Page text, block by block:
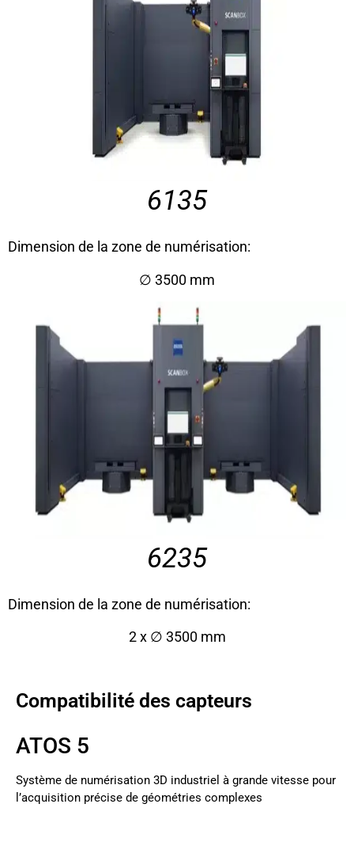
6135
Dimension de la zone de numérisation:
∅ 3500 mm
6235
Dimension de la zone de numérisation:
2 x ∅ 3500 mm
Compatibilité des capteurs
ATOS 5
Système de numérisation 3D industriel à grande vitesse pour
l’acquisition précise de géométries complexes